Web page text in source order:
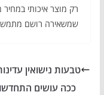
רק מוצר איכותי במחיר
שמשאירה רושם
טבעות נישואין
ככה עושים